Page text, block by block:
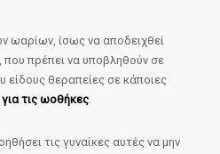
ωαρίων, ίσως να αποδειχθεί
που πρέπει να υποβληθούν σε
είδους θεραπείες σε κάποιες
τις ωοθήκες.
τις γυναίκες αυτές να μην